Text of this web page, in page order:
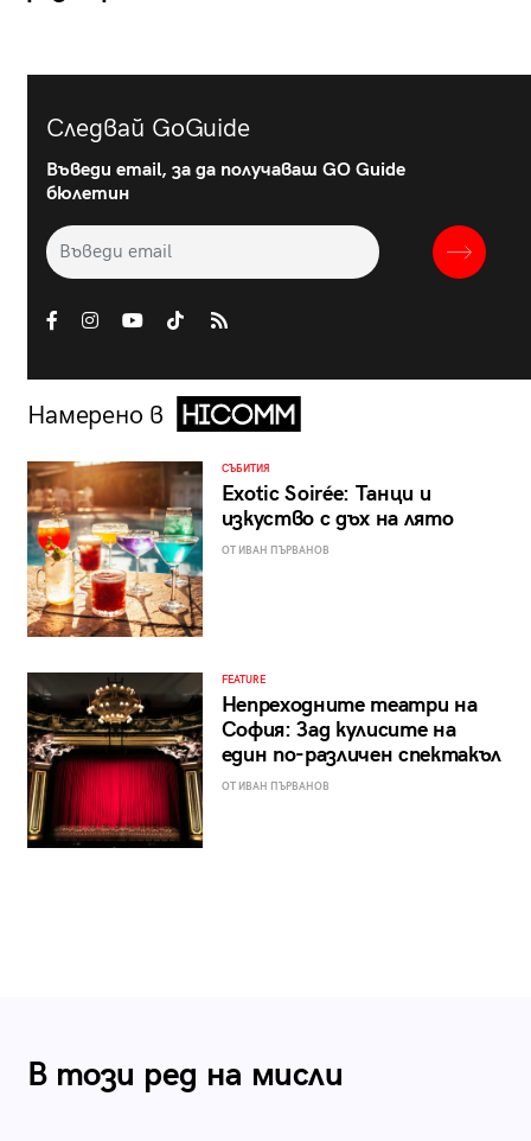
Следвай GoGuide
Въведи email, за да получаваш GO Guide
бюлетин
Намерено в
СЪБИТИЯ
Exotic Soirée: Танци и
изкуство с дъх на лято
ОТ ИВАН ПЪРВАНОВ
FEATURE
Непреходните театри на
София: Зад кулисите на
един по-различен спектакъл
ОТ ИВАН ПЪРВАНОВ
В този ред на мисли